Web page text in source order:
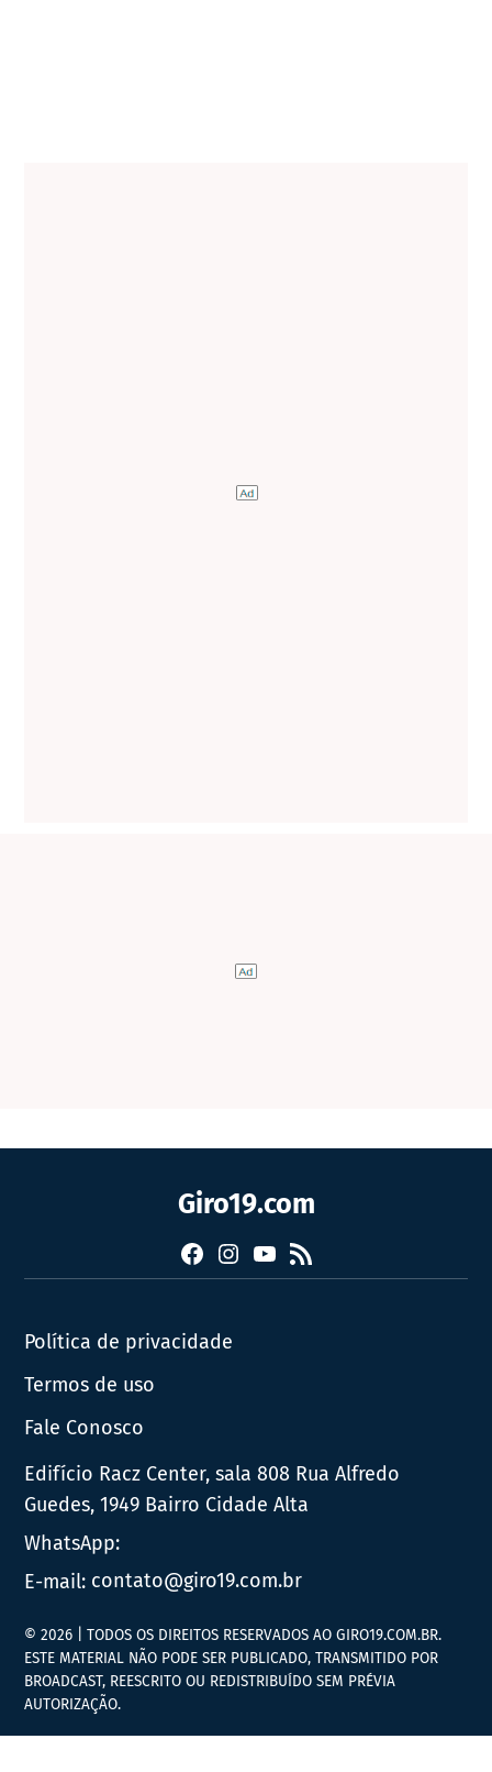
Giro19.com
FacebookInstagram
YouTube
RSS
Política de privacidade
Termos de uso
Fale Conosco
Edifício Racz Center, sala 808 Rua Alfredo
Guedes, 1949 Bairro Cidade Alta
WhatsApp:
E-mail: contato@giro19.com.br
© 2026 | TODOS OS DIREITOS RESERVADOS AO GIRO19.COM.BR.
ESTE MATERIAL NÃO PODE SER PUBLICADO, TRANSMITIDO POR
BROADCAST, REESCRITO OU REDISTRIBUÍDO SEM PRÉVIA
AUTORIZAÇÃO.